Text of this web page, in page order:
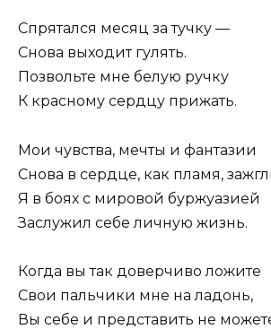
Спрятался месяц за тучку —
Снова выходит гулять.
Позвольте мне белую ручку
К красному сердцу прижать.
Мои чувства, мечты и фантазии
Снова в сердце, как пламя,
Я в боях с мировой буржуазией
Заслужил себе личную жизнь.
Когда вы так доверчиво ложите
Свои пальчики мне на ладонь,
Вы себе и представить не